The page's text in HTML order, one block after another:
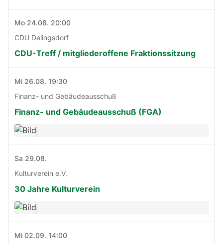
Mo 24.08. 20:00
CDU Delingsdorf
CDU-Treff / mitgliederoffene Fraktionssitzung
Mi 26.08. 19:30
Finanz- und Gebäudeausschuß
Finanz- und Gebäudeausschuß (FGA)
Sa 29.08.
Kulturverein e.V.
30 Jahre Kulturverein
Mi 02.09. 14:00